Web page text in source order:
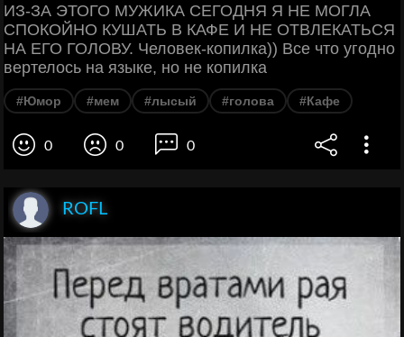
ИЗ-ЗА ЭТОГО МУЖИКА СЕГОДНЯ Я НЕ МОГЛА
СПОКОЙНО КУШАТЬ В КАФЕ И НЕ ОТВЛЕКАТЬСЯ
НА ЕГО ГОЛОВУ. Человек-копилка)) Все что угодно
вертелось на языке, но не копилка
#Юмор #мем #лысый #голова #Кафе
0 0 0
ROFL